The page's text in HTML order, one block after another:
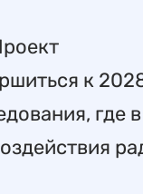
к
где в